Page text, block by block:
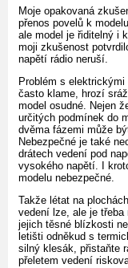
Moje opakovaná
přenos povelů k
ale model je řiditelný i
moji zkušenost
napětí rádio neruší.
Problém s
často klame, hrozí
model osudné. Nejen
určitých podmínek do
dvěma fázemi může
Nebezpečné je také
drátech vedení pod
vysokého napětí. I
modelu nebezpečné.
Takže létat na
vedení lze, ale je
jejich těsné blízkosti
letišti odněkud s
silný klesák, přistaňte
přeletem vedení